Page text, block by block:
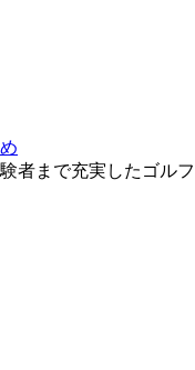
まで充実したゴル